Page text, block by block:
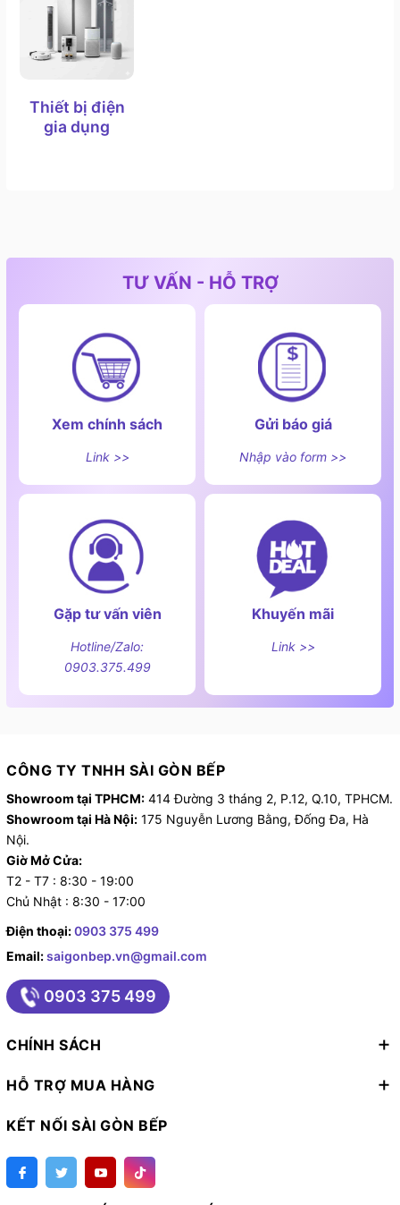
Thiết bị điện
gia dụng
TƯ VẤN - HỖ TRỢ
Xem chính sách
Link >>
Gửi báo giá
Nhập vào form >>
Gặp tư vấn viên
Hotline/Zalo:
0903.375.499
Khuyến mãi
Link >>
CÔNG TY TNHH SÀI GÒN BẾP
Showroom tại TPHCM: 414 Đường 3 tháng 2, P.12, Q.10, TPHCM.
Showroom tại Hà Nội: 175 Nguyễn Lương Bằng, Đống Đa, Hà
Nội.
Giờ Mở Cửa:
T2 - T7 : 8:30 - 19:00
Chủ Nhật : 8:30 - 17:00
Điện thoại:0903 375 499
Email:saigonbep.vn@gmail.com
0903 375 499
CHÍNH SÁCH
HỖ TRỢ MUA HÀNG
KẾT NỐI SÀI GÒN BẾP